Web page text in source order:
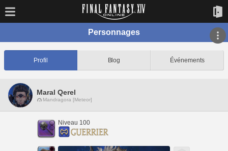
Personnages
Profil Blog Événements
Maral Qerel
Mandragora [Meteor]
Niveau 100